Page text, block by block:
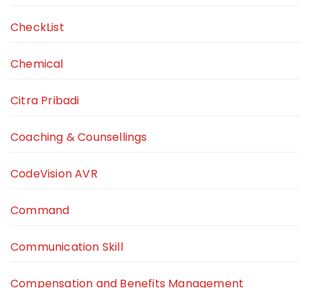
CheckList
Chemical
Citra Pribadi
Coaching & Counsellings
CodeVision AVR
Command
Communication Skill
Compensation and Benefits Management